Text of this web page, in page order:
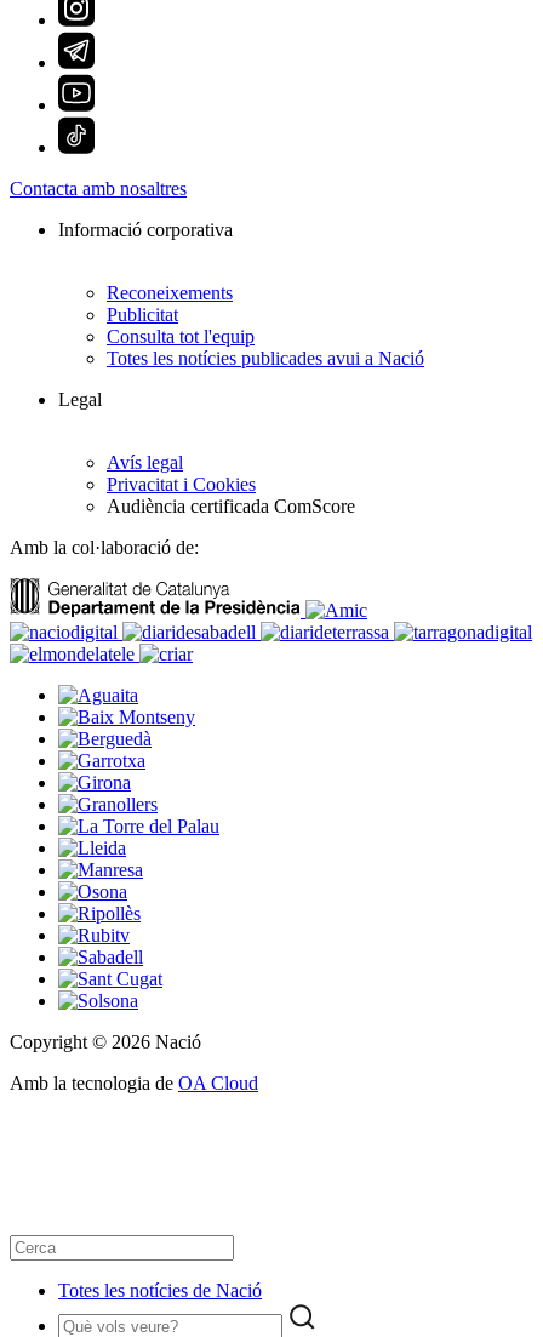
Contacta amb nosaltres
Informació corporativa
Reconeixements
Publicitat
Consulta tot l'equip
Totes les notícies publicades avui a Nació
Legal
Avís legal
Privacitat i Cookies
Audiència certificada ComScore
Amb la col·laboració de:
Copyright © 2026 Nació
Amb la tecnologia de OA Cloud
Totes les notícies de Nació